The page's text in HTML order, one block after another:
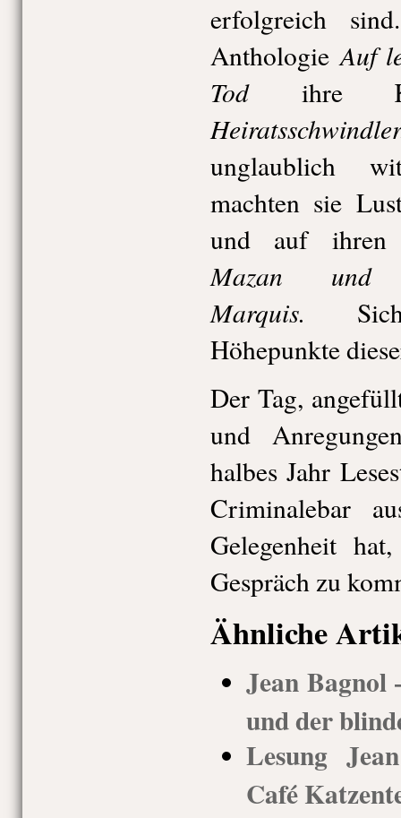
erfolgreich
AnthologieAuf
Todihre
unglaublich
machten sie
und auf
Mazan
Marquis.
Höhepunkte
Der Tag,
und
halbes Jahr
Criminalebar
Gelegenheit
Gespräch zu
Ähnliche
Jean Bagnol
und der
Lesung
Café